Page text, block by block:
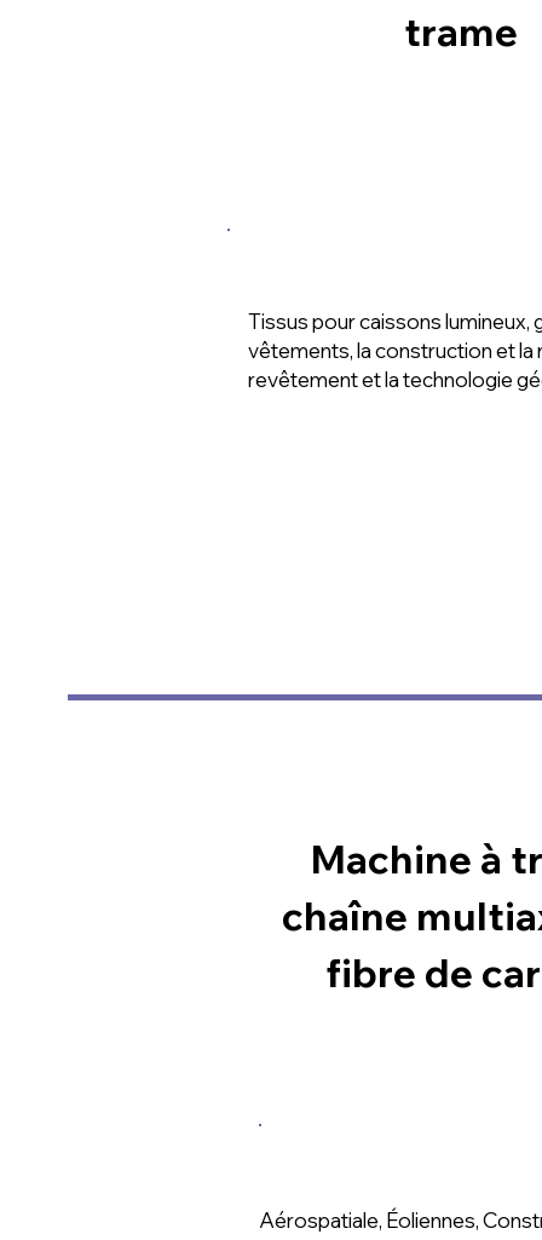
trame
Tissus pour caissons lumineux,
vêtements, la construction et la
revêtement et la technologie
Machine à
chaîne
fibre de
Aérospatiale, Éoliennes,